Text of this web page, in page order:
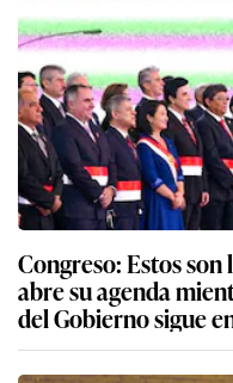
Congreso: Estos
abre su agenda
del Gobierno sigue